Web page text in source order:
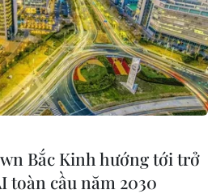
Bắc Kinh hướng tới trở
toàn cầu năm 2030